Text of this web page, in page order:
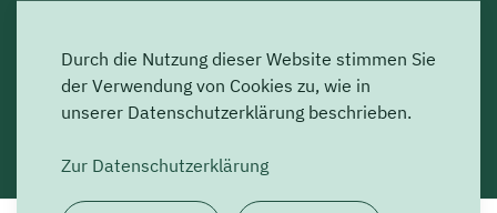
Impressum
Durch die Nutzung dieser Website stimmen Sie
der Verwendung von Cookies zu, wie in
unserer Datenschutzerklärung beschrieben.
Zur Datenschutzerklärung